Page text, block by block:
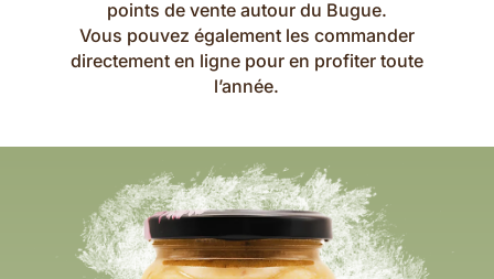
points de vente autour du Bugue.
Vous pouvez également les commander
directement en ligne pour en profiter toute
l’année.